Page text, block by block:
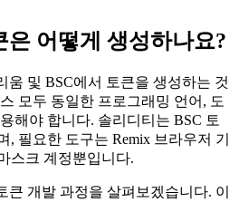
은 어떻게 생성하나요?
움 및 BSC에서 토큰을 생성하는 것
모두 동일한 프로그래밍 언어, 도
해야 합니다. 솔리디티는 BSC 토
, 필요한 도구는 Remix 브라우저 기
스크 계정뿐입니다.
큰 개발 과정을 살펴보겠습니다. 이